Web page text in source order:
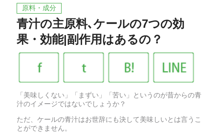
原料・成分
青汁の主原料､ケールの7つの効
果・効能|副作用はあるの？
「美味しくない」「まずい」「苦い」というのが昔からの青
汁のイメージではないでしょうか？
ただ、ケールの青汁はお世辞にも決して美味しいとは言うこ
とができません。